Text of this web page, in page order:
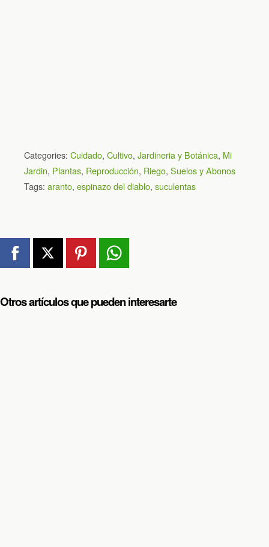
Categories: Cuidado, Cultivo, Jardineria y Botánica, Mi
Jardin, Plantas, Reproducción, Riego, Suelos y Abonos
Tags: aranto, espinazo del diablo, suculentas
Otros artículos que pueden interesarte